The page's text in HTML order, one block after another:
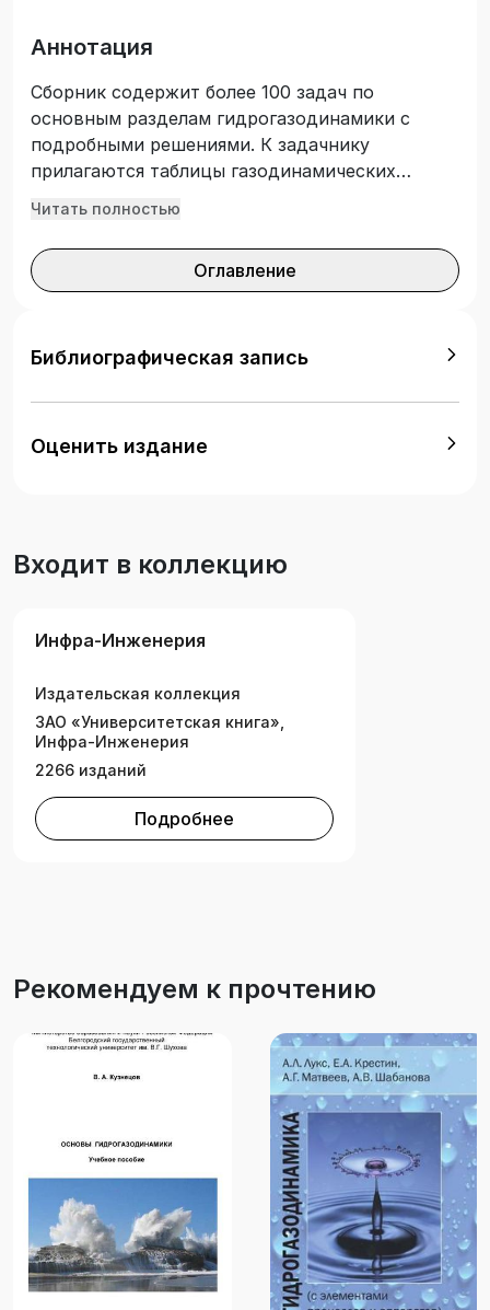
Аннотация
Сборник содержит более 100 задач по
основным разделам гидрогазодинамики с
подробными решениями. К задачнику
прилагаются таблицы газодинамических
функций, облегчающие численные расчеты, и
обучающихся по программам подготовки
бакалавров по направлениям 13.03.03
механика». Может быть полезно студентам
изучающим механику жидкости и газа или
гидравлику.
Читать полностью
Оглавление
Библиографическая запись
Оценить издание
Входит в коллекцию
Инфра-Инженерия
Издательская коллекция
ЗАО «Университетская книга»,
Инфра-Инженерия
2266 изданий
Подробнее
Рекомендуем к прочтению